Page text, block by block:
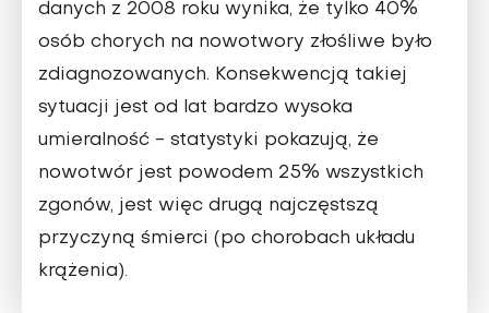
danych z 2008 roku wynika, że tylko 40%
osób chorych na nowotwory złośliwe było
zdiagnozowanych. Konsekwencją takiej
sytuacji jest od lat bardzo wysoka
umieralność - statystyki pokazują, że
nowotwór jest powodem 25% wszystkich
zgonów, jest więc drugą najczęstszą
przyczyną śmierci (po chorobach układu
krążenia).